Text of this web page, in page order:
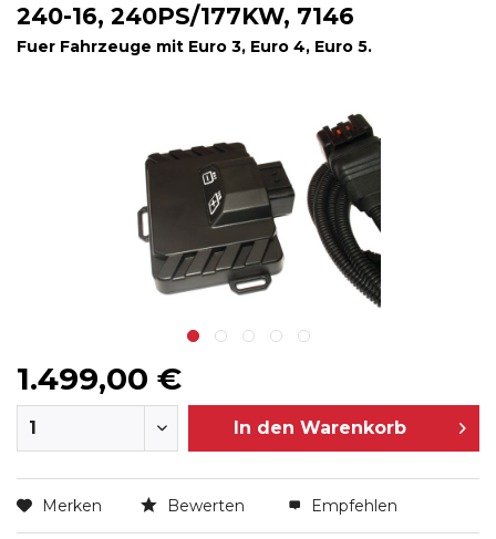
240-16, 240PS/177KW, 7146
Fuer Fahrzeuge mit Euro 3, Euro 4, Euro 5.
1.499,00 €
In den Warenkorb
Merken Bewerten Empfehlen